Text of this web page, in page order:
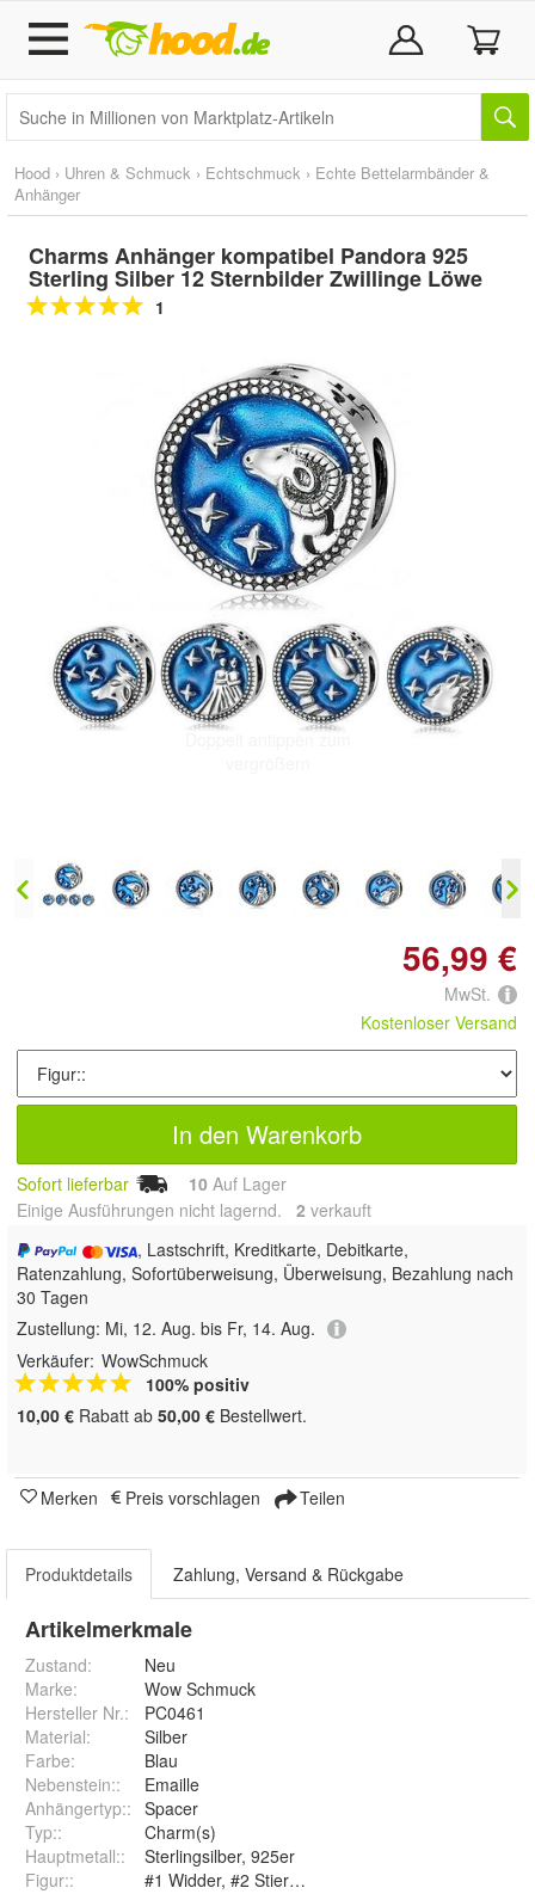
Hood › Uhren & Schmuck › Echtschmuck › Echte Bettelarmbänder &
Anhänger
Charms Anhänger kompatibel Pandora 925
Sterling Silber 12 Sternbilder Zwillinge Löwe
1
Doppelt antippen zum
56,99 €
MwSt.
Kostenloser Versand
In den Warenkorb
Sofort lieferbar 10 Auf Lager
Einige Ausführungen nicht lagernd. 2 verkauft
, Lastschrift, Kreditkarte, Debitkarte,
Ratenzahlung, Sofortüberweisung, Überweisung, Bezahlung nach
30 Tagen
Zustellung: Mi, 12. Aug. bis Fr, 14. Aug.
Verkäufer: WowSchmuck
100% positiv
10,00 € Rabatt ab 50,00 € Bestellwert.
Merken Preis vorschlagen Teilen
Produktdetails Zahlung, Versand & Rückgabe
Artikelmerkmale
Zustand:
Neu
Marke:
Wow Schmuck
Hersteller Nr.:
PC0461
Material:
Silber
Farbe:
Blau
Nebenstein::
Emaille
Anhängertyp:: Spacer
Typ::
Charm(s)
Hauptmetall::
Sterlingsilber, 925er
Figur:: #1 Widder, #2 Stier, #3 Zwillinge, #4 Krebs, #5